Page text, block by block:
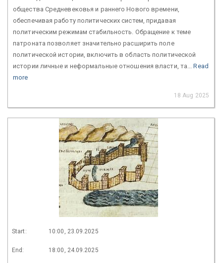
общества Средневековья и раннего Нового времени,
обеспечивая работу политических систем, придавая
политическим режимам стабильность. Обращение к теме
патроната позволяет значительно расширить поле
политической истории, включить в область политической
истории личные и неформальные отношения власти, та...Read
more
18 Aug 2025
Start: 10:00, 23.09.2025
End: 18:00, 24.09.2025